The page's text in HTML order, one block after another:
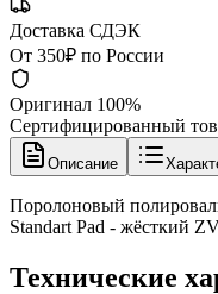
Доставка СДЭК
От 350₽ по России
Оригинал 100%
Сертифицированный
Описание
Поролоновый
Standart Pad - жёсткий
Технические